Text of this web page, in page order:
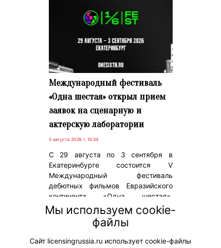
Международный фестиваль
«Одна шестая» открыл прием
заявок на сценарную и
актерскую лаборатории
5 августа 2026 г. 16:54
С 29 августа по 3 сентября в
Екатеринбурге состоится V
Международный фестиваль
дебютных фильмов Евразийского
континента «Одна шестая»,
партнером семейной программы
которого выступает анимационная
компания «ЯРКО» (входит в
«Газпром-Медиа Холдинг»).
Мы используем cookie-
файлы
Сайт licensingrussia.ru использует cookie-файлы